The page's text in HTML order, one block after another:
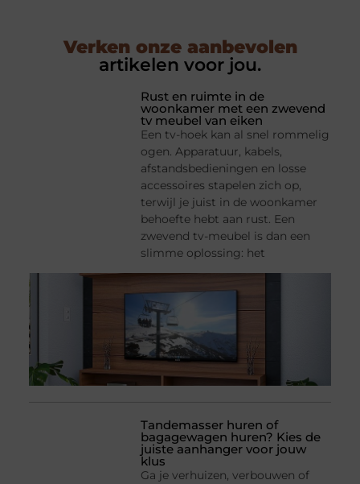
Verken onze aanbevolen
artikelen voor jou.
Rust en ruimte in de
woonkamer met een zwevend
tv meubel van eiken
Een tv-hoek kan al snel rommelig
ogen. Apparatuur, kabels,
afstandsbedieningen en losse
accessoires stapelen zich op,
terwijl je juist in de woonkamer
behoefte hebt aan rust. Een
zwevend tv-meubel is dan een
slimme oplossing: het
Tandemasser huren of
bagagewagen huren? Kies de
juiste aanhanger voor jouw
klus
Ga je verhuizen, verbouwen of